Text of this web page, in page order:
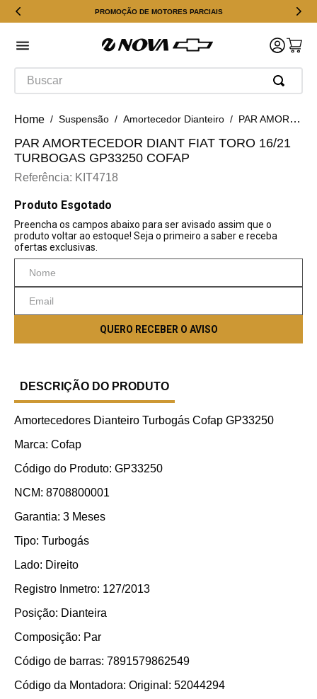
PROMOÇÃO DE MOTORES PARCIAIS
Buscar
Suspensão Amortecedor Dianteiro PAR AMORTECEDOR DIANT FIAT TORO 16/21 TURBOGAS GP33250 COFAP
PAR AMORTECEDOR DIANT FIAT TORO 16/21
TURBOGAS GP33250 COFAP
Referência: KIT4718
DESCRIÇÃO DO PRODUTO
Amortecedores Dianteiro Turbogás Cofap GP33250
Marca: Cofap
Código do Produto: GP33250
NCM: 8708800001
Garantia: 3 Meses
Tipo: Turbogás
Lado: Direito
Registro Inmetro: 127/2013
Posição: Dianteira
Composição: Par
Código de barras: 7891579862549
Código da Montadora: Original: 52044294